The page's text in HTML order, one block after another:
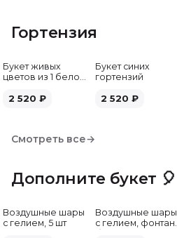
Гортензия
Букет живых
цветов из 1 белой
2 520 ₽
Букет синих
гортензий
2 520 ₽
Смотреть все→
Дополните букет 🎈
Воздушные шары
с гелием, 5 шт
Воздушные шары
с гелием, фонтан,